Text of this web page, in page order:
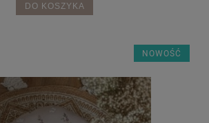
DO KOSZYKA
NOWOŚĆ